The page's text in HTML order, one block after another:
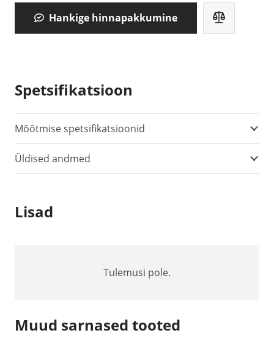
Hankige hinnapakkumine
Spetsifikatsioon
Mõõtmise spetsifikatsioonid
Üldised andmed
Lisad
Tulemusi pole.
Muud sarnased tooted